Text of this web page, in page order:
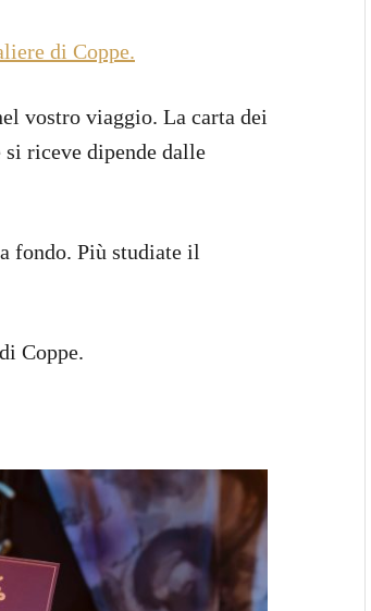
di Coppe.
vostro viaggio. La carta dei
riceve dipende dalle
fondo. Più studiate il
Coppe.